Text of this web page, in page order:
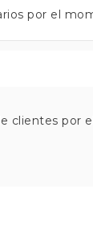
por el
clientes por